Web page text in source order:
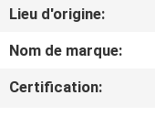
PRODUITS
VIDÉOS
Lieu d'origine:
Nom de marque:
Certification: